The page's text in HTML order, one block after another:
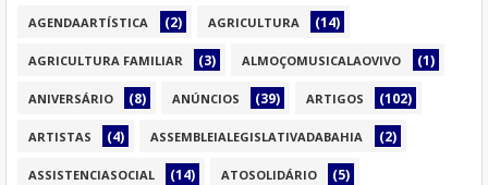
AGENDAARTÍSTICA (2) AGRICULTURA (14)
AGRICULTURA FAMILIAR (3) ALMOÇOMUSICALAOVIVO (1)
ANIVERSÁRIO (8) ANÚNCIOS (39) ARTIGOS (102)
ARTISTAS (4) ASSEMBLEIALEGISLATIVADABAHIA (2)
ASSISTENCIASOCIAL (14) ATOSOLIDÁRIO (5)